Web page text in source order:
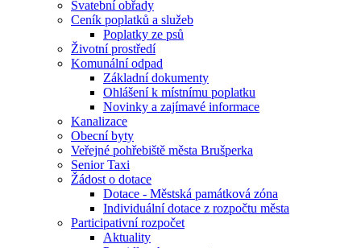
Svatební obřady
Ceník poplatků a služeb
Poplatky ze psů
Životní prostředí
Komunální odpad
Základní dokumenty
Ohlášení k místnímu poplatku
Novinky a zajímavé informace
Kanalizace
Obecní byty
Veřejné pohřebiště města Brušperka
Senior Taxi
Žádost o dotace
Dotace - Městská památková zóna
Individuální dotace z rozpočtu města
Participativní rozpočet
Aktuality